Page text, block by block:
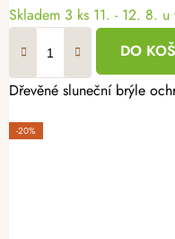
Skladem 3 ks 11. - 12. 8. u
DO
Dřevěné sluneční brýle
-20%